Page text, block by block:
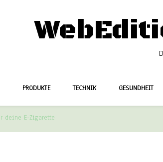
PRODUKTE TECHNIK GESUNDHEIT
deine E-Zigarette